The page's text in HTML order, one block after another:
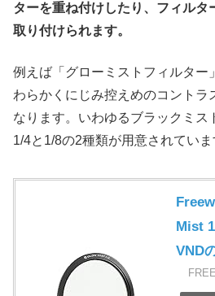
ターを重ね付けしたり、フィルタ
取り付けられます。
例えば「グローミストフィルター
わらかくにじみ控えめのコントラ
なります。いわゆるブラックミス
1/4と1/8の2種類が用意されていま
Mist
VND